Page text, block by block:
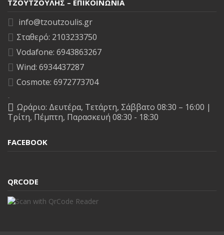
ΤΖΟΥΤΖΟΥΛΗΣ – ΕΠΙΚΟΙΝΩΝΙΑ
info@tzoutzoulis.gr
Σταθερό: 2103233750
Vodafone: 6943863267
Wind: 6934437287
Cosmote: 6972773704
-
Ωράριο: Δευτέρα, Τετάρτη, Σάββατο 08:30 – 16:00 |
Τρίτη, Πέμπτη, Παρασκευή 08:30 - 18:30
FACEBOOK
QRCODE